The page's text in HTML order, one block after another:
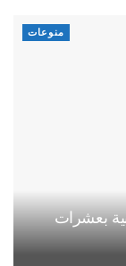
منوعات
بعشرات